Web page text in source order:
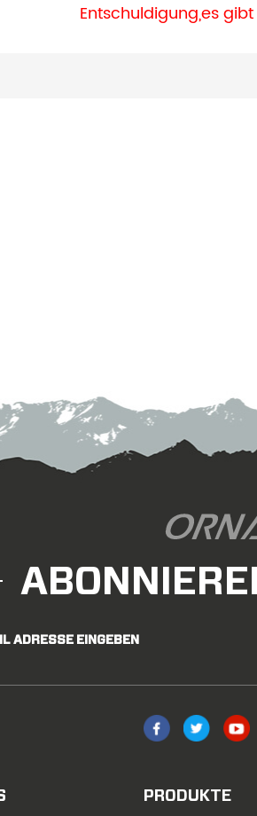
Entschuldigung,es
ADRESSE EINGEBEN
PRODUKTE